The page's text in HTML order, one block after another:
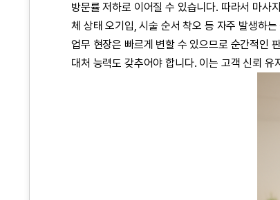
방문률 저하로 이어질 수 있습니다. 따라서 마사
체 상태 오기입, 시술 순서 착오 등 자주 발생하
업무 현장은 빠르게 변할 수 있으므로 순간적인
대처 능력도 갖추어야 합니다. 이는 고객 신뢰